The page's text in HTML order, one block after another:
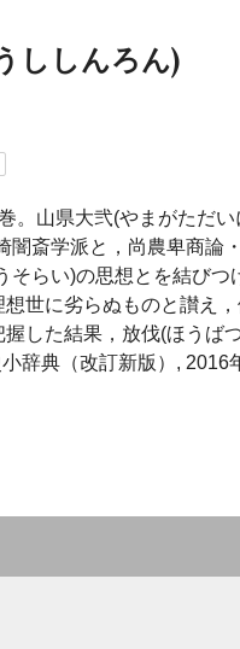
ししんろん)
。山県大弐(やまがただ
闇斎学派と，尚農卑商
そらい)の思想とを結び
世に劣らぬものと讃え
した結果，放伐(ほうば
辞典（改訂新版）, 2016